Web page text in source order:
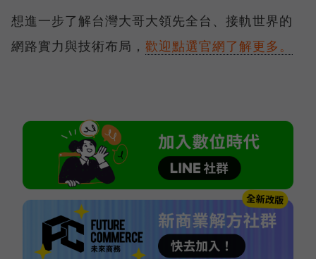
想進一步了解台灣大哥大領先全台、接軌世界的
網路實力與技術布局， 歡迎點選官網了解更多。